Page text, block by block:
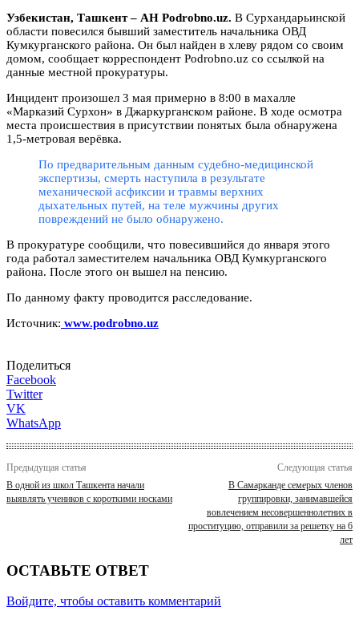
Узбекистан, Ташкент – АН Podrobno.uz. В Сурхандарьинской
области повесился бывший заместитель начальника ОВД
Кумкурганского района. Он был найден в хлеву рядом со своим
домом, сообщает корреспондент Podrobno.uz со ссылкой на
данные местной прокуратуры.
Инцидент произошел 3 мая примерно в 8:00 в махалле
«Марказий Сурхон» в Джаркурганском районе. В ходе осмотра
места происшествия в присутствии понятых была обнаружена
1,5-метровая верёвка.
По предварительным данным судебно-медицинской
экспертизы, смерть наступила в результате
механической асфиксии и травмы верхних
дыхательных путей, на теле мужчины других
повреждений не было обнаружено.
В прокуратуре сообщили, что повесившийся до января этого
года работал заместителем начальника ОВД Кумкурганского
района. После этого он вышел на пенсию.
По данному факту проводится расследование.
Источник: www.podrobno.uz
Поделиться
Facebook
Twitter
VK
WhatsApp
Предыдущая статья
В одной из школ Ташкента начали
выявлять учеников с короткими носками
Следующая статья
В Самарканде семерых членов
группировки, занимавшейся
вовлечением несовершеннолетних в
проституцию, отправили за решетку на 6
лет
ОСТАВЬТЕ ОТВЕТ
Войдите, чтобы оставить комментарий